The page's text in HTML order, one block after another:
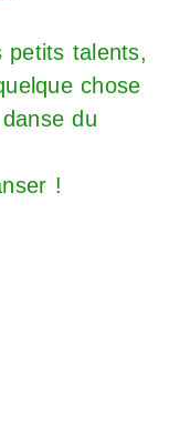
talents,
chose
du
!